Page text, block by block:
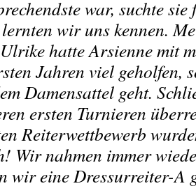
war, suchte sie
wir uns kennen.
hatte Arsienne mit
Jahren viel geholfen,
Damensattel geht.
ersten Turnieren
Reiterwettbewerb
Wir nahmen immer
wir eine Dressurreiter-A